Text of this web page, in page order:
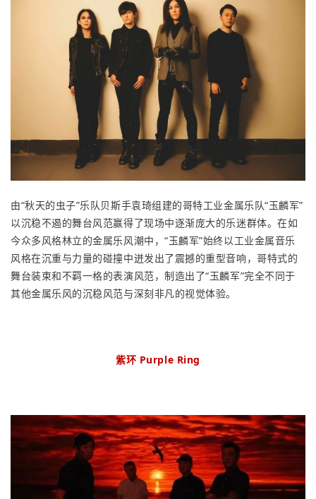
由“秋天的虫子”乐队贝斯手袁琦组建的哥特工业金属乐队“玉麟军”
以沉稳不遏的舞台风范赢得了现场中逐渐庞大的乐迷群体。在如
今众多风格林立的金属乐风潮中，“玉麟军”始终以工业金属音乐
风格在沉重与力量的碰撞中迸发出了震撼的重型音响，哥特式的
舞台装束和不羁一格的表演风范，制造出了“玉麟军”完全不同于
其他金属乐风的沉稳风范与深刻非凡的视觉体验。
紫环 Purple Ring